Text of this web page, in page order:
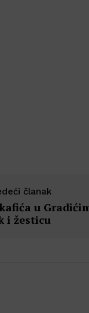
članak
u
i žesticu